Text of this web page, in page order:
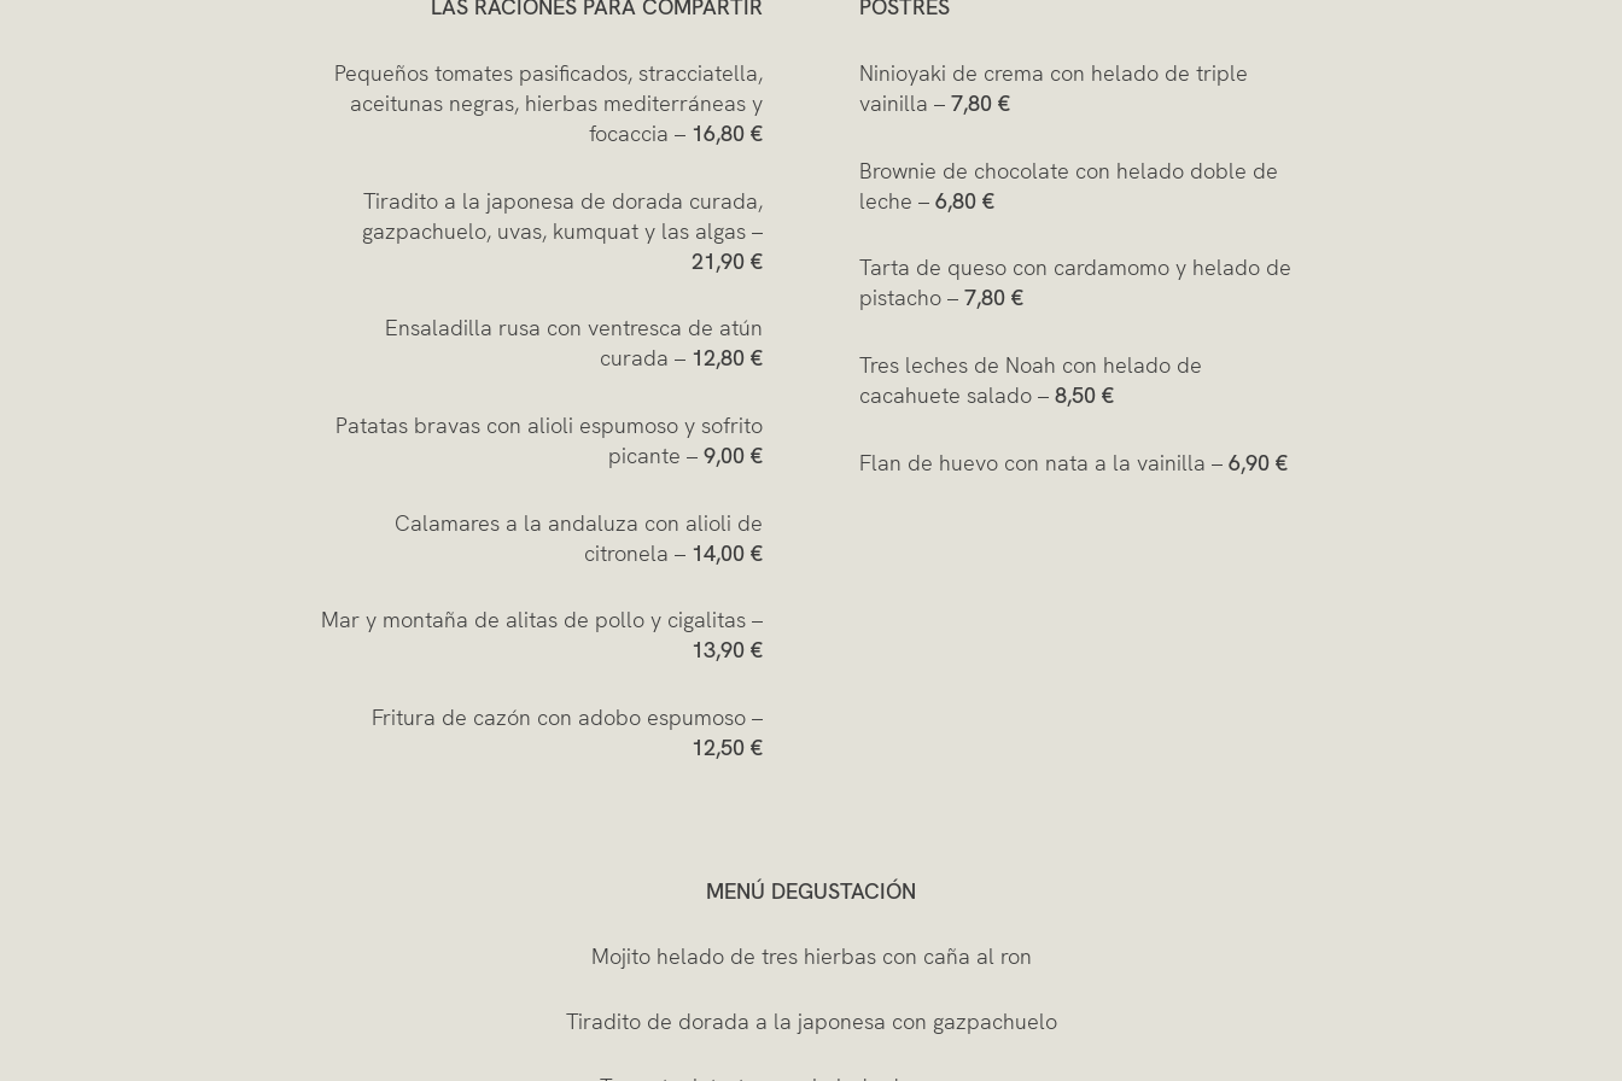
LAS RACIONES PARA COMPARTIR
Pequeños tomates pasificados, stracciatella,
aceitunas negras, hierbas mediterráneas y
focaccia – 16,80 €
Tiradito a la japonesa de dorada curada,
gazpachuelo, uvas, kumquat y las algas –
21,90 €
Ensaladilla rusa con ventresca de atún
curada – 12,80 €
Patatas bravas con alioli espumoso y sofrito
picante –9,00 €
Calamares a la andaluza con alioli de
citronela – 14,00 €
Mar y montaña de alitas de pollo y cigalitas –
13,90 €
Fritura de cazón con adobo espumoso –
12,50 €
POSTRES
Ninioyaki de crema con helado de triple
vainilla – 7,80 €
Brownie de chocolate con helado doble de
leche – 6,80 €
Tarta de queso con cardamomo y helado de
pistacho – 7,80 €
Tres leches de Noah con helado de
cacahuete salado – 8,50 €
Flan de huevo con nata a la vainilla – 6,90 €
MENÚ DEGUSTACIÓN
Mojito helado de tres hierbas con caña al ron
Tiradito de dorada a la japonesa con gazpachuelo